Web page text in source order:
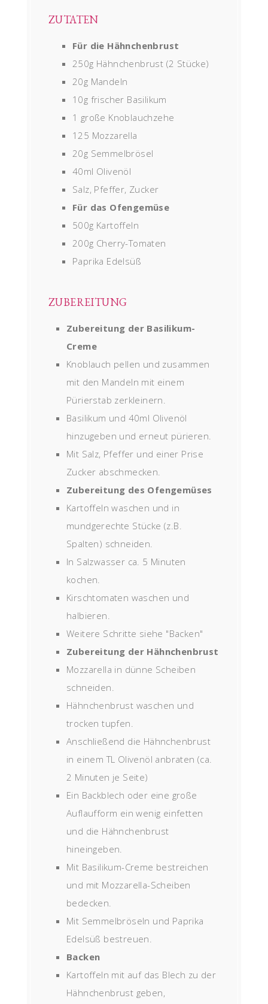
ZUTATEN
Für die Hähnchenbrust
250g Hähnchenbrust (2 Stücke)
20g Mandeln
10g frischer Basilikum
1 große Knoblauchzehe
125 Mozzarella
20g Semmelbrösel
40ml Olivenöl
Salz, Pfeffer, Zucker
Für das Ofengemüse
500g Kartoffeln
200g Cherry-Tomaten
Paprika Edelsüß
ZUBEREITUNG
Zubereitung der Basilikum-
Creme
Knoblauch pellen und zusammen
mit den Mandeln mit einem
Pürierstab zerkleinern.
Basilikum und 40ml Olivenöl
hinzugeben und erneut pürieren.
Mit Salz, Pfeffer und einer Prise
Zucker abschmecken.
Zubereitung des Ofengemüses
Kartoffeln waschen und in
mundgerechte Stücke (z.B.
Spalten) schneiden.
In Salzwasser ca. 5 Minuten
kochen.
Kirschtomaten waschen und
halbieren.
Weitere Schritte siehe "Backen"
Zubereitung der Hähnchenbrust
Mozzarella in dünne Scheiben
schneiden.
Hähnchenbrust waschen und
trocken tupfen.
Anschließend die Hähnchenbrust
in einem TL Olivenöl anbraten (ca.
2 Minuten je Seite)
Ein Backblech oder eine große
Auflaufform ein wenig einfetten
und die Hähnchenbrust
hineingeben.
Mit Basilikum-Creme bestreichen
und mit Mozzarella-Scheiben
bedecken.
Mit Semmelbröseln und Paprika
Edelsüß bestreuen.
Backen
Kartoffeln mit auf das Blech zu der
Hähnchenbrust geben,